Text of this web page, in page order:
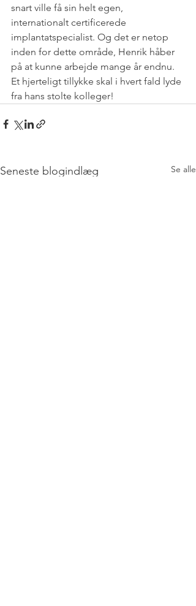
snart ville få sin helt egen,
internationalt certificerede
implantatspecialist. Og det er netop
inden for dette område, Henrik håber
på at kunne arbejde mange år endnu.
Et hjerteligt tillykke skal i hvert fald lyde
fra hans stolte kolleger!
Seneste blogindlæg Se alle